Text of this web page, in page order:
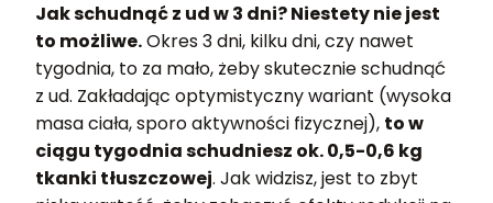
Jak schudnąć z ud w 3 dni? Niestety nie jest
to możliwe.Okres 3 dni, kilku dni, czy nawet
tygodnia, to za mało, żeby skutecznie schudnąć
z ud. Zakładając optymistyczny wariant (wysoka
masa ciała, sporo aktywności fizycznej), to w
ciągu tygodnia schudniesz ok. 0,5-0,6 kg
tkanki tłuszczowej. Jak widzisz, jest to zbyt